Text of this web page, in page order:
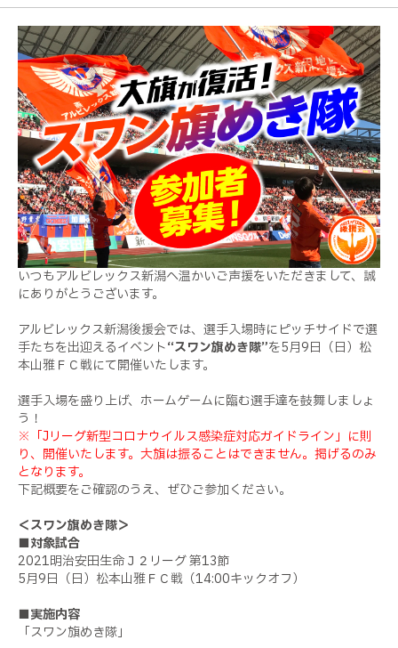
いつもアルビレックス新潟へ温かいご声援をいただきまして、誠
にありがとうございます。
アルビレックス新潟後援会では、選手入場時にピッチサイドで選
手たちを出迎えるイベント“スワン旗めき隊”を5月9日（日）松
本山雅ＦＣ戦にて開催いたします。
選手入場を盛り上げ、ホームゲームに臨む選手達を鼓舞しましょ
う！
※「Jリーグ新型コロナウイルス感染症対応ガイドライン」に則
り、開催いたします。大旗は振ることはできません。掲げるのみ
となります。
下記概要をご確認のうえ、ぜひご参加ください。
＜スワン旗めき隊＞
■対象試合
2021明治安田生命Ｊ２リーグ 第13節
5月9日（日）松本山雅ＦＣ戦（14:00キックオフ）
■実施内容
「スワン旗めき隊」